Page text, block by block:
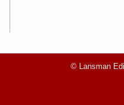
© Lansman